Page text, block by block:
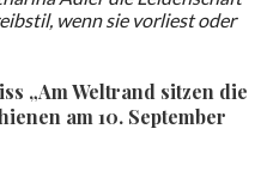
wenn sie vorliest oder
„Am Weltrand sitzen die
am 10. September